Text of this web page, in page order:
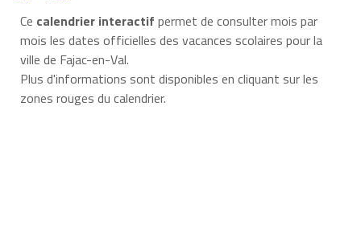
Ce calendrier interactif permet de consulter mois par
mois les dates officielles des vacances scolaires pour la
ville de Fajac-en-Val.
Plus d'informations sont disponibles en cliquant sur les
zones rouges du calendrier.